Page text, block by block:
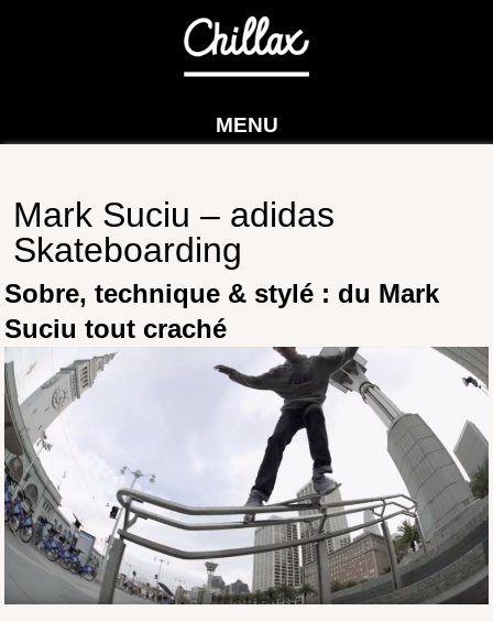
MENU
Mark Suciu – adidas
Skateboarding
Sobre, technique & stylé : du Mark
Suciu tout craché